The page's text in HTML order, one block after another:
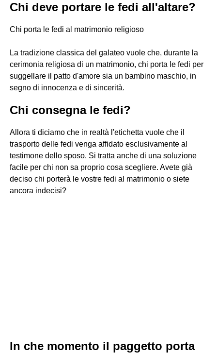
Chi deve portare le fedi all'altare?
Chi porta le fedi al matrimonio religioso
La tradizione classica del galateo vuole che, durante la
cerimonia religiosa di un matrimonio, chi porta le fedi per
suggellare il patto d'amore sia un bambino maschio, in
segno di innocenza e di sincerità.
Chi consegna le fedi?
Allora ti diciamo che in realtà l'etichetta vuole che il
trasporto delle fedi venga affidato esclusivamente al
testimone dello sposo. Si tratta anche di una soluzione
facile per chi non sa proprio cosa scegliere. Avete già
deciso chi porterà le vostre fedi al matrimonio o siete
ancora indecisi?
In che momento il paggetto porta